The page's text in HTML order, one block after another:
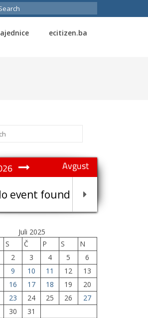
ecitizen.ba
Avgust
event found
Juli 2025
S Č P S
N
2 3 4 5
6
9 10 11 12
13
16 17 18 19
20
23 24 25 26
27
30
31